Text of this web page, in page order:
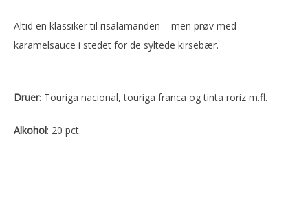
Altid en klassiker til risalamanden – men prøv med
karamelsauce i stedet for de syltede kirsebær.
Druer: Touriga nacional, touriga franca og tinta roriz m.fl.
Alkohol: 20 pct.